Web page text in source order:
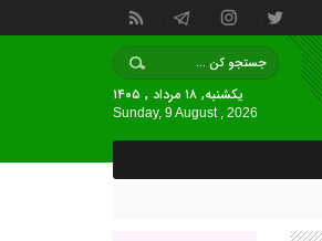
یکشنبه, ۱۸ مرداد , ۱۴۰۵
Sunday, 9 August , 2026